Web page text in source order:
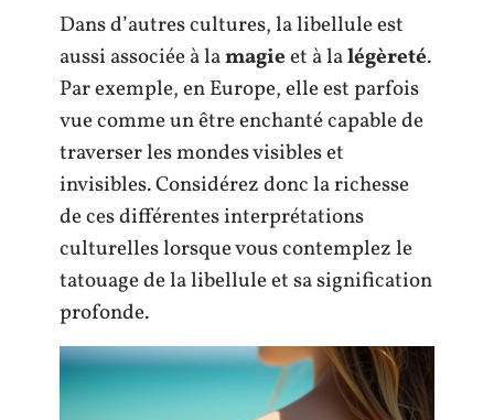
Dans d’autres cultures, la libellule est
aussi associée à lamagieet à lalégèreté.
Par exemple, en Europe, elle est parfois
vue comme un être enchanté capable de
traverser les mondes visibles et
invisibles. Considérez donc la richesse
de ces différentes interprétations
culturelles lorsque vous contemplez le
tatouage de la libellule et sa signification
profonde.